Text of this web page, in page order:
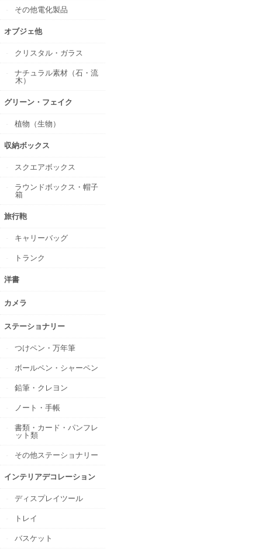
その他電化製品
オブジェ他
クリスタル・ガラス
ナチュラル素材（石・流
木）
グリーン・フェイク
植物（生物）
収納ボックス
スクエアボックス
ラウンドボックス・帽子
箱
旅行鞄
キャリーバッグ
トランク
洋書
カメラ
ステーショナリー
つけペン・万年筆
ボールペン・シャーペン
鉛筆・クレヨン
ノート・手帳
書類・カード・パンフレ
ット類
その他ステーショナリー
インテリアデコレーション
ディスプレイツール
トレイ
バスケット